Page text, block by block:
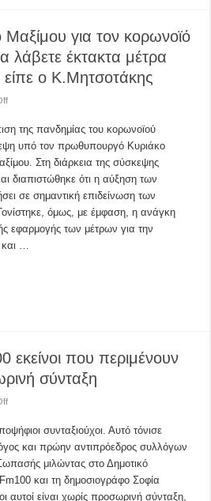
για τον κορωνοϊό
λάβετε έκτακτα μέτρα
είπε ο Κ.Μητσοτάκης
on
Μαξίμου
για
τον
κορωνοϊό
–
“Μη
διστάσετε
να
έκτακτα
εφόσον
χρειαστεί”
είπε
της πανδημίας του κορωνοϊού
υπό τον πρωθυπουργό Κυριάκο
Στη διάρκεια της σύσκεψης
διαπιστώθηκε ότι η αύξηση των
σε σημαντική επιδείνωση των
όμως, με έμφαση, η ανάγκη
εφαρμογής των μέτρων για την
και …
που περιμένουν
σύνταξη
on
230.000
εκείνοι
που
περιμένουν
να
πάρουν
προσωρινή
σύνταξη
συνταξιούχοι. Αυτό τόνισε
και πρώην αντιπρόεδρος συλλόγων
μιλώντας στο Δημοτικό
και τη δημοσιογράφο Σοφία
είναι χωρίς προσωρινή σύνταξη,